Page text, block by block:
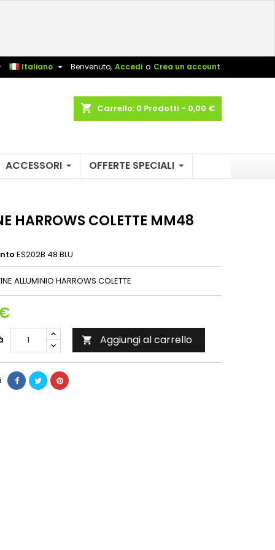
Benvenuto, Accedi o Crea un account
Italiano 
shopping_cart Carrello: 0 Prodotti - 0,00 €
ACCESSORI OFFERTE SPECIALI
HARROWS COLETTE MM48
ES202B 48 BLU
ALLUMINIO HARROWS COLETTE
 Aggiungi al carrello